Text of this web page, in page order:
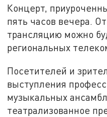
Концерт,
пять часов вечера.
трансляцию можно
региональных
Посетителей и
выступления
музыкальных
театрализованное